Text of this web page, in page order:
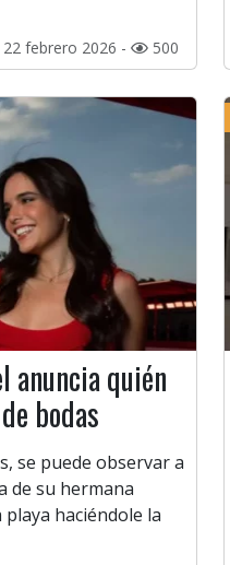
febrero 2026 - 500
anuncia quién
bodas
se puede observar a
de su hermana
haciéndole la